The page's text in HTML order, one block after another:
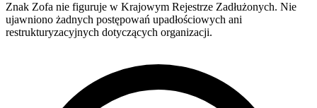
Znak Zofa nie figuruje w Krajowym Rejestrze Zadłużonych. Nie
ujawniono żadnych postępowań upadłościowych ani
restrukturyzacyjnych dotyczących organizacji.